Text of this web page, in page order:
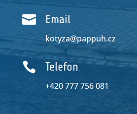
 Email
kotyza@pappuh.cz
 Telefon
+420 777 756 081